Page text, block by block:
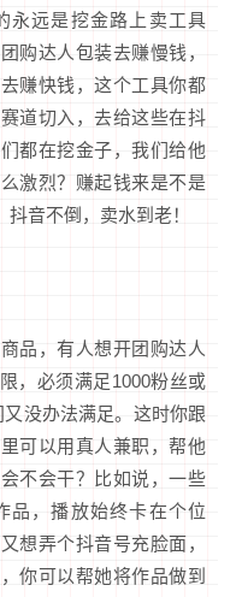
永远是挖金路上卖工具
购达人包装去赚慢钱，
赚快钱，这个工具你都
道切入，去给这些在抖
都在挖金子，我们给他
激烈？赚起钱来是不是
音不倒，卖水到老！
品，有人想开团购达人
，必须满足1000粉丝或
没办法满足。这时你跟
可以用真人兼职，帮他
不会干？比如说，一些
品，播放始终卡在个位
想弄个抖音号充脸面，
你可以帮她将作品做到